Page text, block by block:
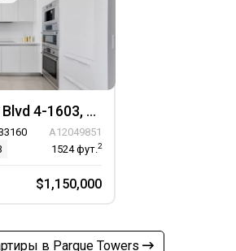
300 Sunny Isles Blvd 4-1603, Unit 4-1603
A12049851
1524фут.2
$1,150,000
в Parque Towers